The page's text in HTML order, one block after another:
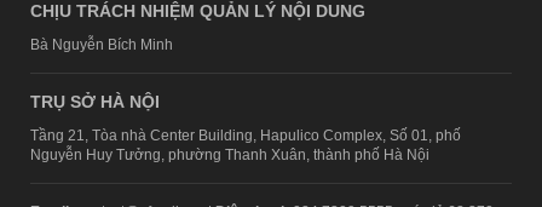
CHỊU TRÁCH NHIỆM QUẢN LÝ NỘI DUNG
Bà Nguyễn Bích Minh
TRỤ SỞ HÀ NỘI
Tầng 21, Tòa nhà Center Building, Hapulico Complex, Số 01, phố
Nguyễn Huy Tưởng, phường Thanh Xuân, thành phố Hà Nội